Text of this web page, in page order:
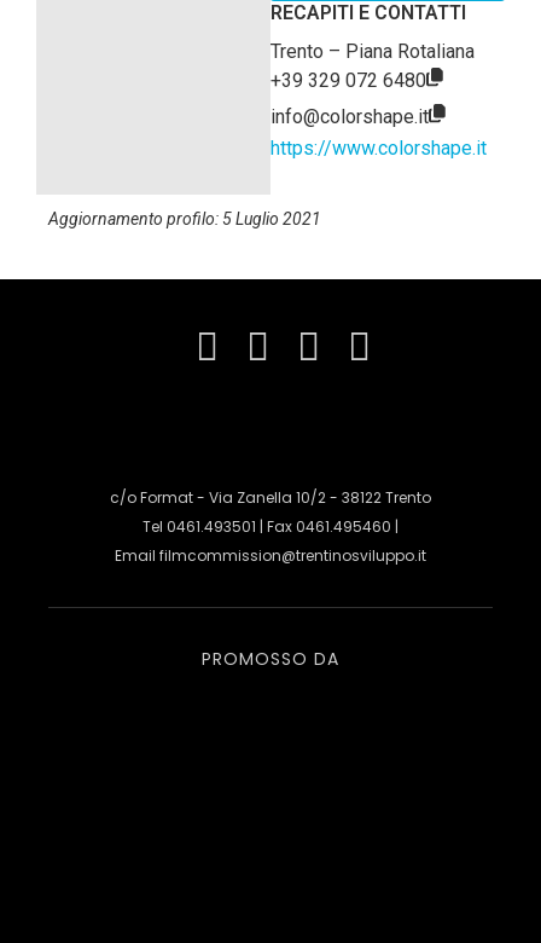
RECAPITI E CONTATTI
Trento – Piana Rotaliana
+39 329 072 6480
info@colorshape.it
https://www.colorshape.it
Aggiornamento profilo: 5 Luglio 2021
c/o Format - Via Zanella 10/2 - 38122 Trento
Tel 0461.493501 | Fax 0461.495460 |
Email filmcommission@trentinosviluppo.it
PROMOSSO DA